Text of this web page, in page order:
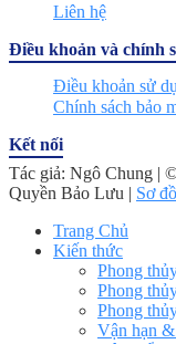
Liên hệ
Điều khoản và chính
Điều khoản sử
Chính sách bảo
Kết nối
Tác giả: Ngô Chung |
Quyền Bảo Lưu | Sơ
Trang Chủ
Kiến thức
Phong
Phong
Phong
Vận hạn